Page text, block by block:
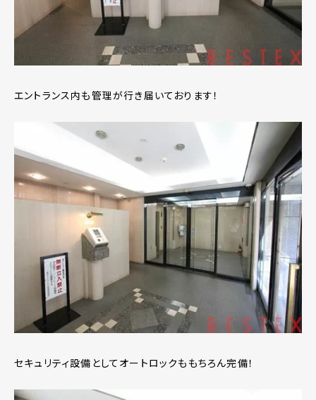
エントランス内も管理が行き届いております！
セキュリティ設備としてオートロックももちろん完備！